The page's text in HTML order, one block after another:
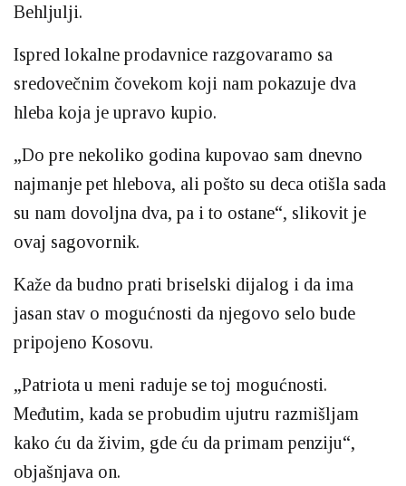
Behljulji.
Ispred lokalne prodavnice razgovaramo sa
sredovečnim čovekom koji nam pokazuje dva
hleba koja je upravo kupio.
„Do pre nekoliko godina kupovao sam dnevno
najmanje pet hlebova, ali pošto su deca otišla sada
su nam dovoljna dva, pa i to ostane“, slikovit je
ovaj sagovornik.
Kaže da budno prati briselski dijalog i da ima
jasan stav o mogućnosti da njegovo selo bude
pripojeno Kosovu.
„Patriota u meni raduje se toj mogućnosti.
Međutim, kada se probudim ujutru razmišljam
kako ću da živim, gde ću da primam penziju“,
objašnjava on.